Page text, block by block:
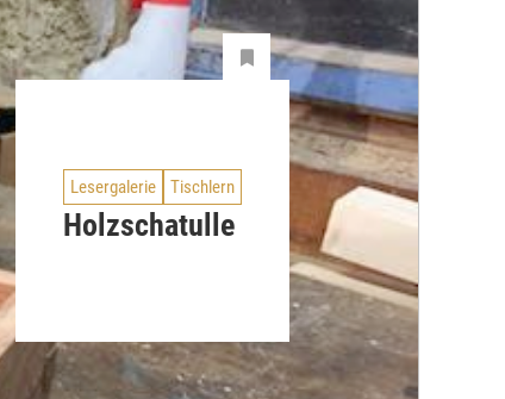
Lesergalerie Tischlern
Holzschatulle